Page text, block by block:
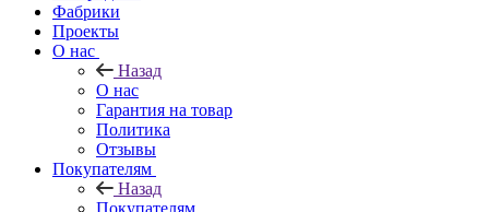
Фабрики
Проекты
О нас
Назад
О нас
Гарантия на товар
Политика
Отзывы
Покупателям
Назад
Покупателям